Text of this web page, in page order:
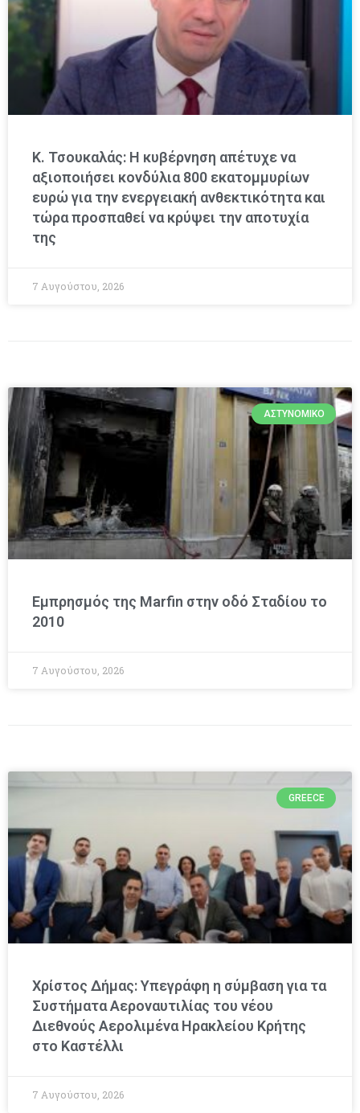
Κ. Τσουκαλάς: Η κυβέρνηση απέτυχε να
αξιοποιήσει κονδύλια 800 εκατομμυρίων
ευρώ για την ενεργειακή ανθεκτικότητα και
τώρα προσπαθεί να κρύψει την αποτυχία
της
7 Αυγούστου, 2026
ΑΣΤΥΝΟΜΙΚΌ
Εμπρησμός της Marfin στην οδό Σταδίου το
2010
7 Αυγούστου, 2026
GREECE
Χρίστος Δήμας: Υπεγράφη η σύμβαση για τα
Συστήματα Αεροναυτιλίας του νέου
Διεθνούς Αερολιμένα Ηρακλείου Κρήτης
στο Καστέλλι
7 Αυγούστου, 2026